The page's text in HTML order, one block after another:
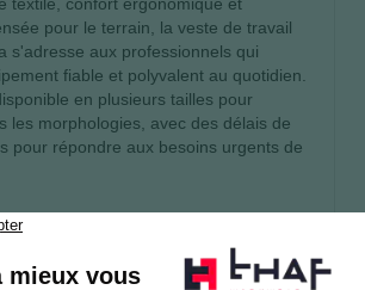
pour le terrain, la veste de travail
s'adresse aux professionnels qui
fiable et polyvalent au quotidien.
en plusieurs tailles pour
les morphologies, avec des délais de
pour répondre aux besoins urgents de